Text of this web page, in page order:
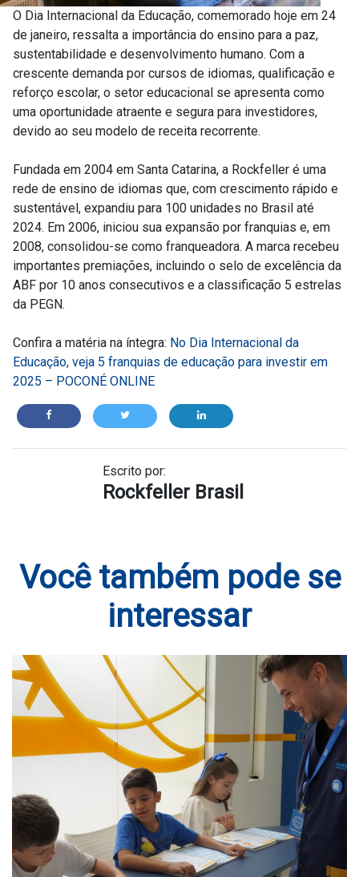
O Dia Internacional da Educação, comemorado hoje em 24
de janeiro, ressalta a importância do ensino para a paz,
sustentabilidade e desenvolvimento humano. Com a
crescente demanda por cursos de idiomas, qualificação e
reforço escolar, o setor educacional se apresenta como
uma oportunidade atraente e segura para investidores,
devido ao seu modelo de receita recorrente.
Fundada em 2004 em Santa Catarina, a Rockfeller é uma
rede de ensino de idiomas que, com crescimento rápido e
sustentável, expandiu para 100 unidades no Brasil até
2024. Em 2006, iniciou sua expansão por franquias e, em
2008, consolidou-se como franqueadora. A marca recebeu
importantes premiações, incluindo o selo de excelência da
ABF por 10 anos consecutivos e a classificação 5 estrelas
da PEGN.
Confira a matéria na íntegra: No Dia Internacional da
Educação, veja 5 franquias de educação para investir em
2025 – POCONÉ ONLINE
Escrito por:
Rockfeller Brasil
Você também pode se
interessar